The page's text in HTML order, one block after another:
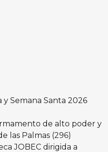
Semana Santa 2026
de alto poder y
las Palmas (296)
JOBEC dirigida a